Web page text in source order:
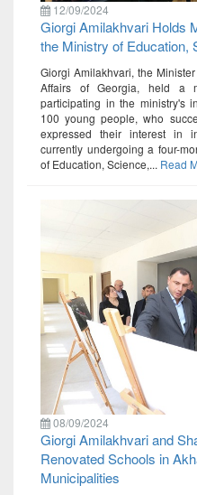
12/09/2024
Giorgi Amilakhvari Holds
the Ministry of Education,
Giorgi Amilakhvari, the
Affairs of Georgia, held a
participating in the ministry's
100 young people, who
expressed their interest in
currently undergoing a four-
of Education, Science,... Read
08/09/2024
Giorgi Amilakhvari and
Renovated Schools in
Municipalities